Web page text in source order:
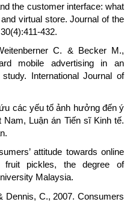
the customer interface: what
virtual store. Journal of the
432.
C. & Becker M.,
mobile advertising in an
International Journal of
các yếu tố ảnh hưởng đến ý
Luận án Tiến sĩ Kinh tế.
attitude towards online
fruit pickles, the degree of
Malaysia.
Dennis, C., 2007. Consumers